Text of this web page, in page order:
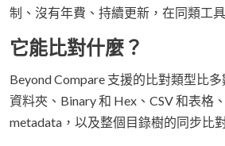
制、沒有年費、持續更新，在同類工
它能比對什麼？
Beyond Compare 支援的比對類型比
資料夾、Binary 和 Hex、CSV 和表格
metadata，以及整個目錄樹的同步比